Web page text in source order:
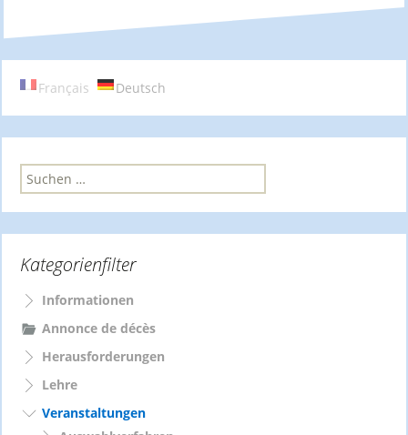
Français Deutsch
S
u
n
a
h
Kategorienfilter
Informationen
Annonce de décès
Herausforderungen
Lehre
Veranstaltungen